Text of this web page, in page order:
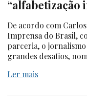
“alfabetização
De acordo com
Imprensa do Brasil,
parceria, o
grandes desafios,
Ler mais